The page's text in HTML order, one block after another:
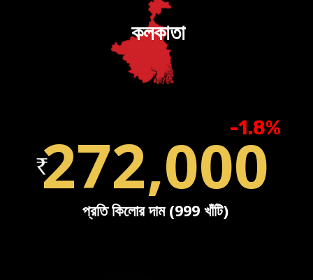
-1.8%
272,000
কলকাতা
প্রতি কিলোর দাম (999 খাঁটি)